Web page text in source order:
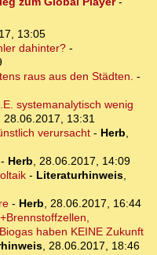
13:05
dahinter?-
raus aus den Städten. -
systemanalytisch wenig
28.06.2017, 13:31
verursacht- Herb,
Herb, 28.06.2017, 14:09
- Literaturhinweis,
- Herb, 28.06.2017, 16:44
haben KEINE Zukunft
, 28.06.2017, 18:46